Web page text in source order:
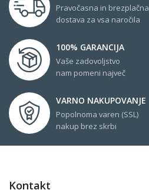
Pravočasna in brezplačna
dostava za vsa naročila
100% GARANCIJA
Vaše zadovoljstvo
nam pomeni največ
VARNO NAKUPOVANJE
Popolnoma varen (SSL)
nakup brez skrbi
Kontakt